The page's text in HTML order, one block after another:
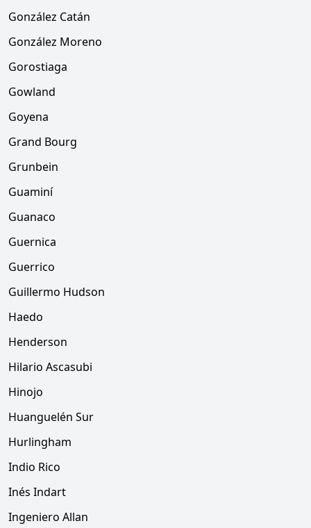
González Catán
González Moreno
Gorostiaga
Gowland
Goyena
Grand Bourg
Grunbein
Guaminí
Guanaco
Guernica
Guerrico
Guillermo Hudson
Haedo
Henderson
Hilario Ascasubi
Hinojo
Huanguelén Sur
Hurlingham
Indio Rico
Inés Indart
Ingeniero Allan